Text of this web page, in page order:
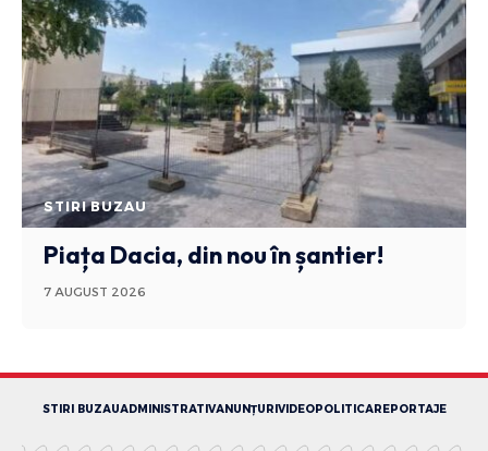
STIRI BUZAU
Piața Dacia, din nou în șantier!
7 AUGUST 2026
STIRI BUZAUADMINISTRATIVANUNȚURIVIDEOPOLITICAREPORTAJE